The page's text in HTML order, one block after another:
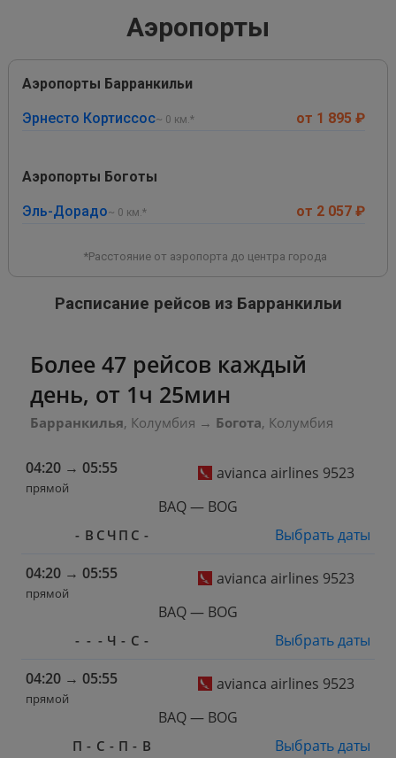
Аэропорты
Аэропорты Барранкильи
Эрнесто Кортиссос~ 0 км.* от 1 895 ₽
Аэропорты Боготы
Эль-Дорадо~ 0 км.* от 2 057 ₽
*Расстояние от аэропорта до центра города
Расписание рейсов из Барранкильи
Более 47 рейсов каждый
день, от 1ч 25мин
Барранкилья, Колумбия → Богота, Колумбия
04:20 → 05:55
прямой
avianca airlines 9523
BAQ — BOG
- В С Ч П С -
Выбрать даты
04:20 → 05:55
прямой
avianca airlines 9523
BAQ — BOG
- - - Ч - С -
Выбрать даты
04:20 → 05:55
прямой
avianca airlines 9523
BAQ — BOG
П - С - П - В
Выбрать даты